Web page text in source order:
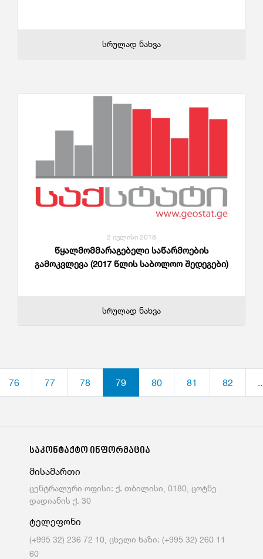
სრულად ნახვა
2 ივლისი 2018
წყალმომმარაგებელი საწარმოების
გამოკვლევა (2017 წლის საბოლოო შედეგები)
სრულად ნახვა
76 77 78 79 80 81 82
საკონტაქტო ინფორმაცია
მისამართი
ცენტრალური ოფისი: ქ. თბილისი, 0180, ცოტნე
დადიანის ქ. 30
ტელეფონი
(+995 32) 236 72 10, ცხელი ხაზი: (+995 32) 260 11
60